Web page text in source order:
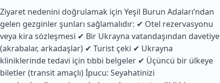
Ziyaret nedenini doğrulamak için Yeşil Burun Adaları’ndan
gelen gezginler şunları sağlamalıdır: ✔ Otel rezervasyonu
veya kira sözleşmesi ✔ Bir Ukrayna vatandaşından davetiye
(akrabalar, arkadaşlar) ✔ Turist çeki ✔ Ukrayna
kliniklerinde tedavi için tıbbi belgeler ✔ Üçüncü bir ülkeye
biletler (transit amaçlı) İpucu: Seyahatinizi